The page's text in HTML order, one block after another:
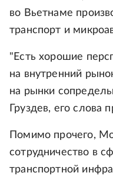
во Вьетнаме
транспорт и
"Есть хорошие
на внутренний
на рынки
Груздев, его слова
Помимо прочего,
сотрудничество в
транспортной